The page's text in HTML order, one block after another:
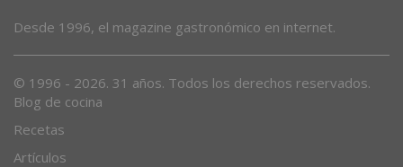
Desde 1996, el magazine gastronómico en internet.
© 1996 - 2026. 31 años. Todos los derechos reservados.
Blog de cocina
Recetas
Artículos